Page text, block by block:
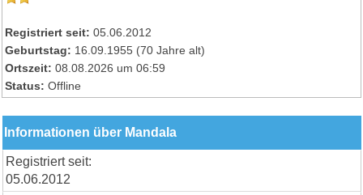
Registriert seit: 05.06.2012
Geburtstag: 16.09.1955 (70 Jahre alt)
Ortszeit: 08.08.2026 um 06:59
Status: Offline
Informationen über Mandala
Registriert seit:
05.06.2012